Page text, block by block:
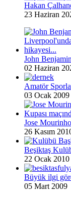
Hakan
23 Haziran
John
02 Haziran
Amatör
03 Ocak 2009
Jose
26 Kasım
Beşiktaş
22 Ocak 2010
Büyük ilgi
05 Mart 2009